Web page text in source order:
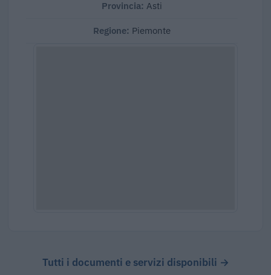
Provincia: Asti
Regione: Piemonte
Tutti i documenti e servizi disponibili →